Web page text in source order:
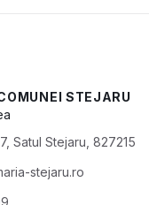
STEJARU
Satul Stejaru, 827215
stejaru.ro